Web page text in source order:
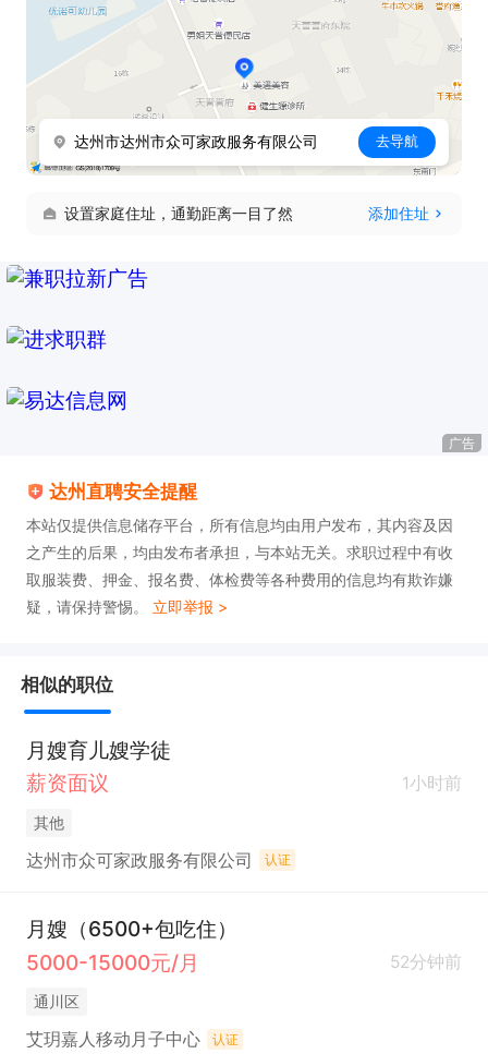
工作福利 ：
住家单：包吃包住
休息制度：
上班地址： 达州、大竹、渠县、宣汉、开江、巴中、
岗快、长期稳定接单！
达州市达州市众可家政服务有限公司 去导航
设置家庭住址，通勤距离一目了然 添加住址
广告
达州直聘安全提醒
本站仅提供信息储存平台，所有信息均由用户发布，其内容及因
之产生的后果，均由发布者承担，与本站无关。求职过程中有收
取服装费、押金、报名费、体检费等各种费用的信息均有欺诈嫌
疑，请保持警惕。 立即举报 >
相似的职位
月嫂育儿嫂学徒
薪资面议
1小时前
其他
达州市众可家政服务有限公司 认证
月嫂（6500+包吃住）
5000-15000元/月
52分钟前
通川区
艾玥嘉人移动月子中心 认证